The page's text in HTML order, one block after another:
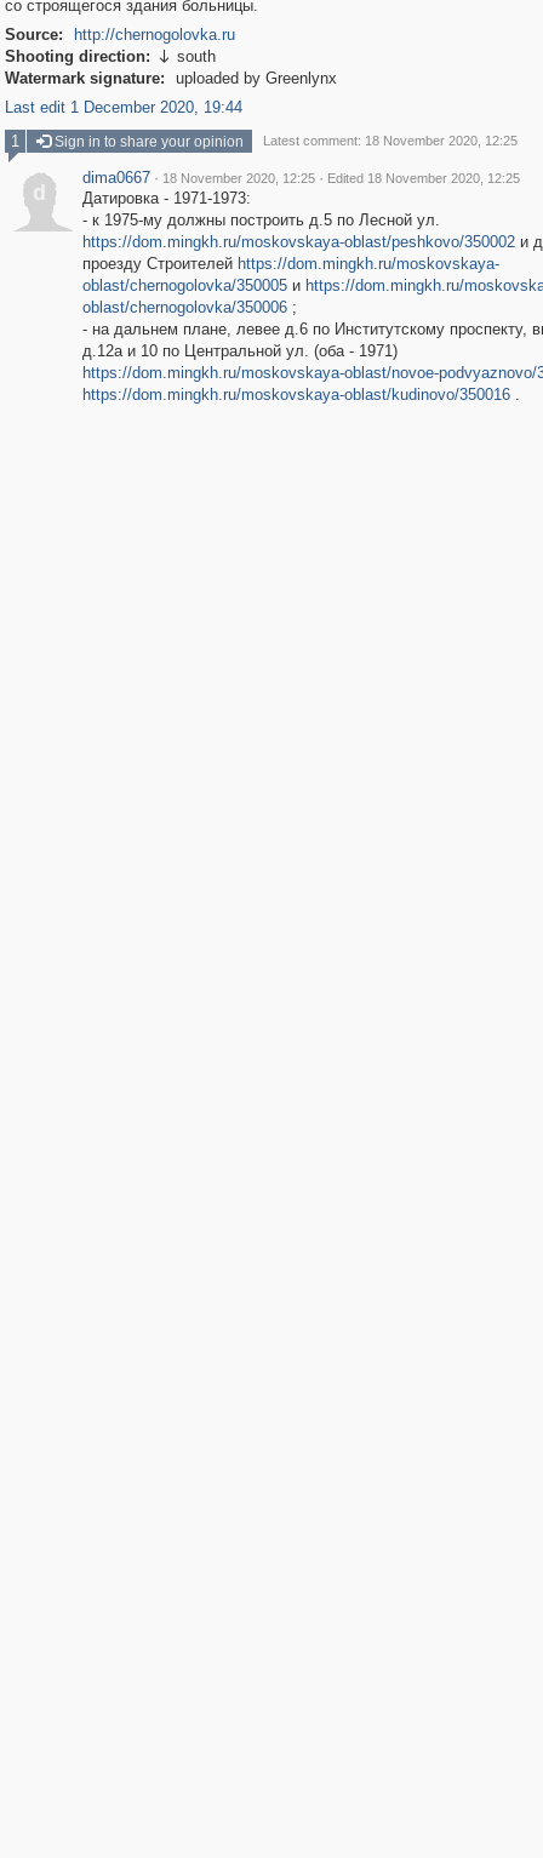
со строящегося здания больницы.
Source:
http://chernogolovka.ru
Shooting direction:  south
Watermark signature:
uploaded by Greenlynx
Last edit 1 December 2020, 19:44
1
Sign in to share your opinion Latest comment: 18 November 2020, 12:25
d
dima0667 · 18 November 2020, 12:25 · Edited 18 November 2020, 12:25
Датировка - 1971-1973:
- к 1975-му должны построить д.5 по Лесной ул.
https://dom.mingkh.ru/moskovskaya-oblast/peshkovo/350002и
проезду Строителей https://dom.mingkh.ru/moskovskaya-
oblast/chernogolovka/350005и https://dom.mingkh.ru/
oblast/chernogolovka/350006;
- на дальнем плане, левее д.6 по Институтскому проспекту,
д.12а и 10 по Центральной ул. (оба - 1971)
https://dom.mingkh.ru/moskovskaya-oblast/novoe-podvyaznovo/
https://dom.mingkh.ru/moskovskaya-oblast/kudinovo/350016.